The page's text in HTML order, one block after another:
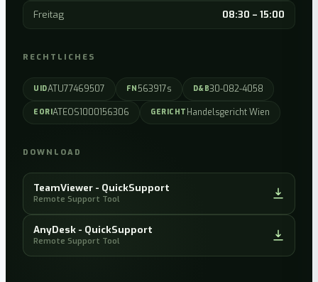
Freitag 08:30 – 15:00
RECHTLICHES
UIDATU77469507 FN 563917s D&B30-082-4058
EORI ATEOS1000156306 GERICHT Handelsgericht Wien
DOWNLOAD
TeamViewer - QuickSupport
Remote Support Tool
AnyDesk - QuickSupport
Remote Support Tool